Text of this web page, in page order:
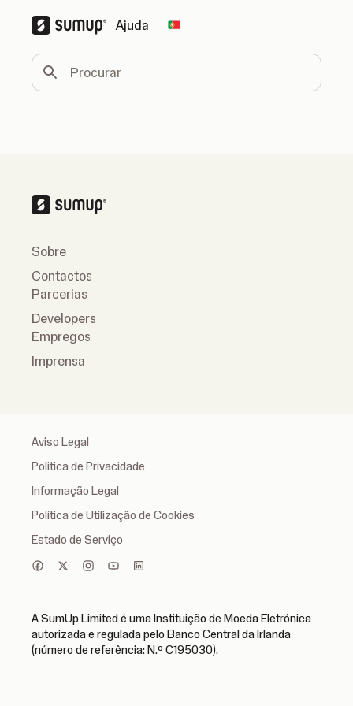
Ajuda Change country
Procurar
Sobre
Contactos
Parcerias
Developers
Empregos
Imprensa
Aviso Legal
Politica de Privacidade
Informação Legal
Política de Utilização de Cookies
Estado de Serviço
A SumUp Limited é uma Instituição de Moeda Eletrónica
autorizada e regulada pelo Banco Central da Irlanda
(número de referência: N.º C195030).